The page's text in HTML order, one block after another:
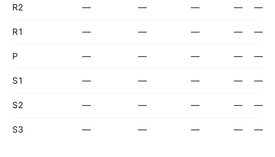
R2 — — — — —
R1 — — — — —
P — — — — —
S1 — — — — —
S2 — — — — —
S3 — — — — —